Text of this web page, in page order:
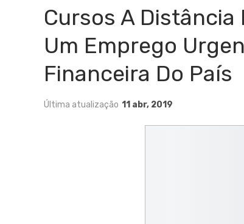
Cursos A Distância
Um Emprego
Financeira Do País
Última atualização 11 abr, 2019